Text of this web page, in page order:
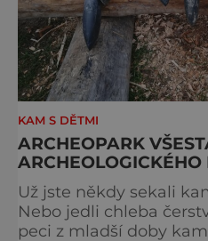
KAM S DĚTMI
ARCHEOPARK
Už jste někdy sekali
Nebo jedli chleba
peci z mladší doby